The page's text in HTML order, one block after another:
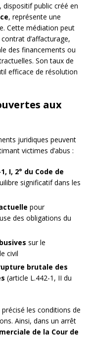
, dispositif public créé en
, représente une
Cette médiation peut
d’affacturage,
des financements ou
Son taux de
efficace de résolution
aux
juridiques peuvent
victimes d’abus :
I, 2° du Code de
significatif dans les
pour
des obligations du
sur le
civil
brutale des
(article L.442-1, II du
les conditions de
Ainsi, dans un arrêt
de la Cour de